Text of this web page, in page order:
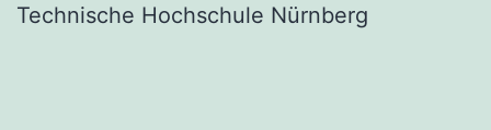
Technische Hochschule Nürnberg